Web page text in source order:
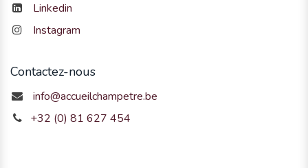
Linkedin
Instagram
Contactez-nous
info@accueilchampetre.be
+32 (0) 81 627 454